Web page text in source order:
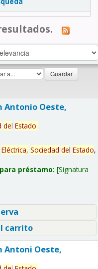
Antonio Oeste,
del Estado.
Eléctrica, Sociedad del Estado,
préstamo: Signatura
carrito
Antoni Oeste,